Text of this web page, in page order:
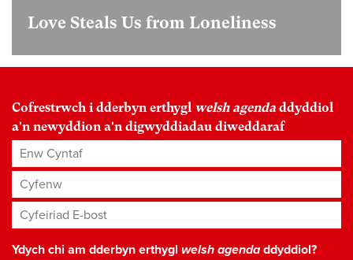
Love Steals Us from Loneliness
Cofrestrwch i dderbyn erthygl welsh agenda ddyddiol
a'n newyddion a'n digwyddiadau diweddaraf
Enw Cyntaf
Cyfenw
Cyfeiriad E-bost*
Ydych chi am dderbyn erthygl welsh agendaddyddiol?